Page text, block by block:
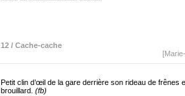
12 / Cache-cache
Petit clin d’œil de la gare derrière son rideau de frênes
brouillard. (fb)